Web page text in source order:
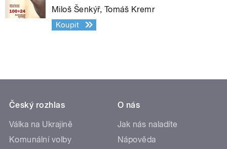
Miloš Šenkýř, Tomáš Kremr
Koupit
Český rozhlas
Válka na Ukrajině
Komunální volby
O nás
Jak nás naladíte
Nápověda